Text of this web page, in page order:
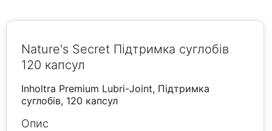
Nature's Secret Підтримка суглобів
120 капсул
Inholtra Premium Lubri-Joint, Підтримка
суглобів, 120 капсул
Опис